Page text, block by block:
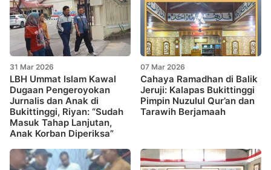
31 Mar 2026
LBH Ummat Islam Kawal
Dugaan Pengeroyokan
Jurnalis dan Anak di
Bukittinggi, Riyan: “Sudah
Masuk Tahap Lanjutan,
Anak Korban Diperiksa”
07 Mar 2026
Cahaya Ramadhan di Balik
Jeruji: Kalapas Bukittinggi
Pimpin Nuzulul Qur’an dan
Tarawih Berjamaah